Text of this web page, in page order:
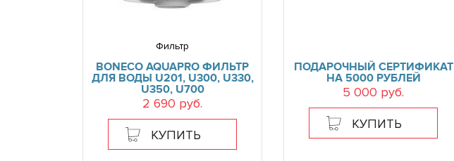
Фильтр
BONECO AQUAPRO ФИЛЬТР
ДЛЯ ВОДЫ U201, U300, U330,
U350, U700
2 690 руб.
КУПИТЬ
ПОДАРОЧНЫЙ СЕРТИФИКАТ
НА 5000 РУБЛЕЙ
5 000 руб.
КУПИТЬ